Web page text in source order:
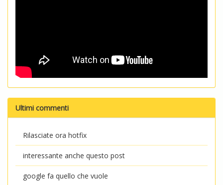
Ultimi commenti
Rilasciate ora hotfix
interessante anche questo post
google fa quello che vuole